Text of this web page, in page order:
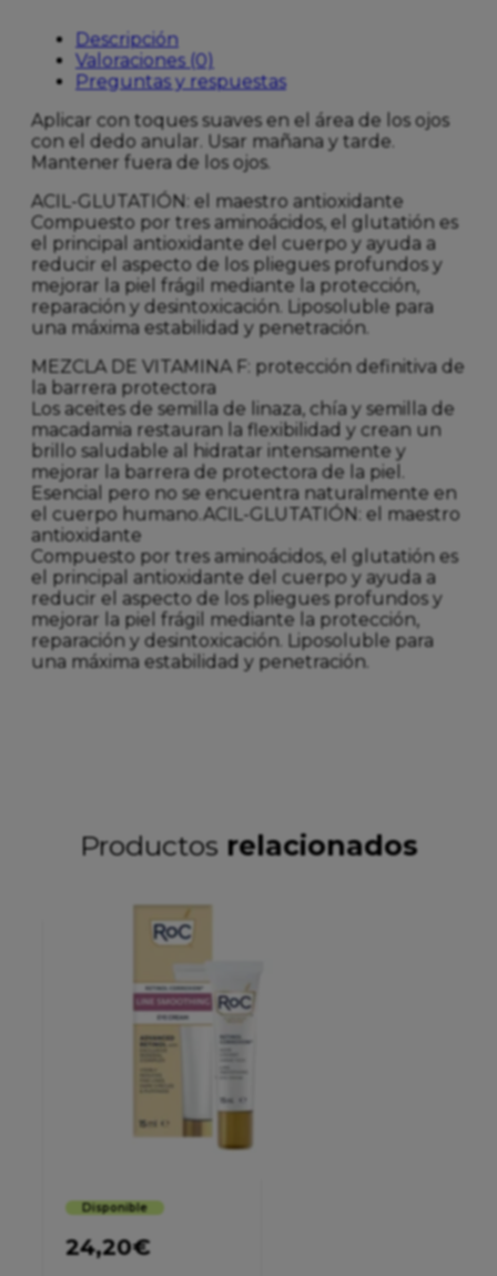
Descripción
Valoraciones (0)
Preguntas y respuestas
Aplicar con toques suaves en el área de los ojos
con el dedo anular. Usar mañana y tarde.
Mantener fuera de los ojos.
ACIL-GLUTATIÓN: el maestro antioxidante
Compuesto por tres aminoácidos, el glutatión es
el principal antioxidante del cuerpo y ayuda a
reducir el aspecto de los pliegues profundos y
mejorar la piel frágil mediante la protección,
reparación y desintoxicación. Liposoluble para
una máxima estabilidad y penetración.
MEZCLA DE VITAMINA F: protección definitiva de
la barrera protectora
Los aceites de semilla de linaza, chía y semilla de
macadamia restauran la flexibilidad y crean un
brillo saludable al hidratar intensamente y
mejorar la barrera de protectora de la piel.
Esencial pero no se encuentra naturalmente en
el cuerpo humano.ACIL-GLUTATIÓN: el maestro
antioxidante
Compuesto por tres aminoácidos, el glutatión es
el principal antioxidante del cuerpo y ayuda a
reducir el aspecto de los pliegues profundos y
mejorar la piel frágil mediante la protección,
reparación y desintoxicación. Liposoluble para
una máxima estabilidad y penetración.
Productos relacionados
Disponible
24,20€